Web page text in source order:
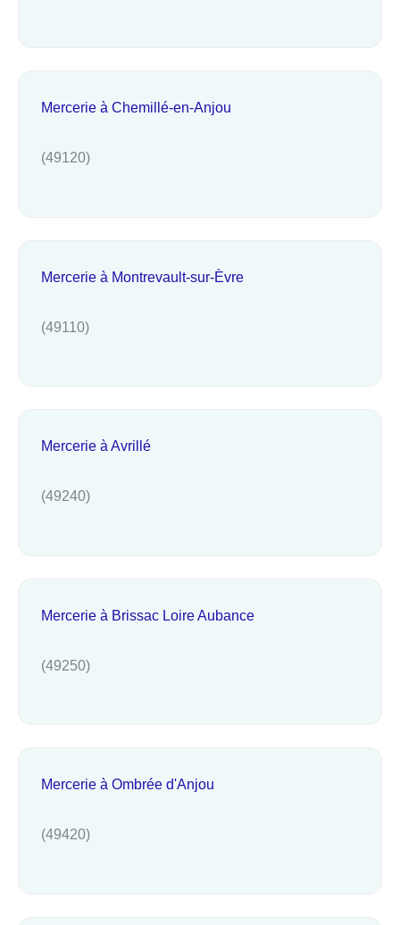
Mercerie à Chemillé-en-Anjou
(49120)
Mercerie à Montrevault-sur-Èvre
(49110)
Mercerie à Avrillé
(49240)
Mercerie à Brissac Loire Aubance
(49250)
Mercerie à Ombrée d'Anjou
(49420)